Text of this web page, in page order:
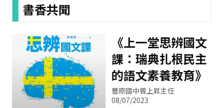
書香共聞
《上一堂思辨國文
課：瑞典扎根民主
的語文素養教育》
豐原國中曾上昇主任
08/07/2023